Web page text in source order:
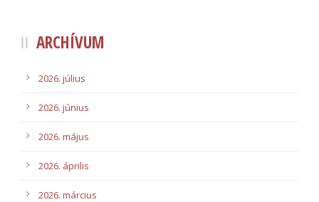
ARCHÍVUM
2026. július
2026. június
2026. május
2026. április
2026. március